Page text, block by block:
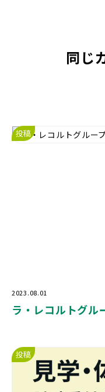
同じ
投稿
2023.08.01
ラ・レコルトグル
投稿